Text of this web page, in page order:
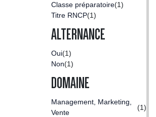
Classe préparatoire(1)
Titre RNCP(1)
ALTERNANCE
Oui(1)
Non(1)
DOMAINE
Management, Marketing,
Vente
(1)